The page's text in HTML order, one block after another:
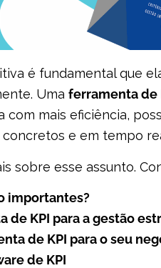
é fundamental que
Uma ferramenta de
mais eficiência,
e em tempo
sobre esse assunto.
importantes?
de KPI para a gestão
de KPI para o seu
de KPI